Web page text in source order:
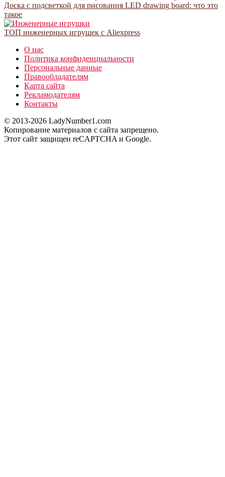
Доска с подсветкой для рисования LED drawing board: что это
такое
ТОП инженерных игрушек с Aliexpress
О нас
Политика конфиденциальности
Персональные данные
Правообладателям
Карта сайта
Рекламодателям
Контакты
© 2013-2026 LadyNumber1.com
Копирование материалов c сайта запрещено.
Этот сайт защищен reCAPTCHA и Google.